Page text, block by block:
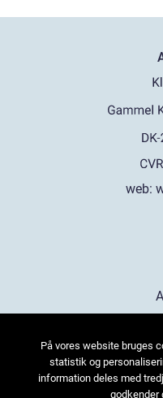
web:
På vores website bruges
statistik og
information deles med
godkender